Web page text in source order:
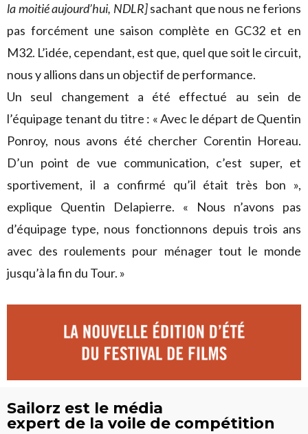
la moitié aujourd’hui, NDLR]sachant que nous ne ferions
pas forcément une saison complète en GC32 et en
M32. L’idée, cependant, est que, quel que soit le circuit,
nous y allions dans un objectif de performance.
Un seul changement a été effectué au sein de
l’équipage tenant du titre : « Avec le départ de Quentin
Ponroy, nous avons été chercher Corentin Horeau.
D’un point de vue communication, c’est super, et
sportivement, il a confirmé qu’il était très bon »,
explique Quentin Delapierre. « Nous n’avons pas
d’équipage type, nous fonctionnons depuis trois ans
avec des roulements pour ménager tout le monde
jusqu’à la fin du Tour. »
Sailorz est le média
expert de la voile de compétition